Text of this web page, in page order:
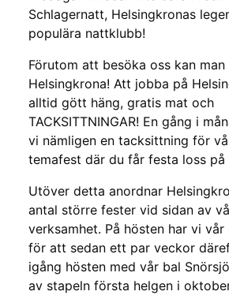
Schlagernatt, Helsingkronas
populära nattklubb!
Förutom att besöka oss kan
Helsingkrona! Att jobba på
alltid gött häng, gratis mat och
TACKSITTNINGAR! En gång i
vi nämligen en tacksittning för
temafest där du får festa loss på
Utöver detta anordnar
antal större fester vid sidan av
verksamhet. På hösten har vi
för att sedan ett par veckor
igång hösten med vår bal
av stapeln första helgen i